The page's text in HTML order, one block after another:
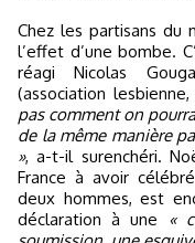
Chez les partisans du
l’effet d’une bombe.
réagi Nicolas
(association
pas comment on
de la même manière
», a-t-il surenchéri.
France à avoir
deux hommes, est
déclaration à une
«